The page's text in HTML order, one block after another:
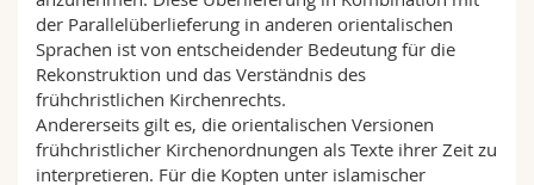
der Parallelüberlieferung in anderen orientalischen
Sprachen ist von entscheidender Bedeutung für die
Rekonstruktion und das Verständnis des
frühchristlichen Kirchenrechts.
Andererseits gilt es, die orientalischen Versionen
frühchristlicher Kirchenordnungen als Texte ihrer Zeit zu
interpretieren. Für die Kopten unter islamischer